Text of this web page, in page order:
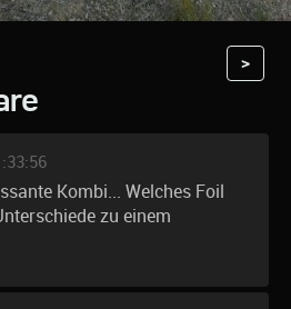
>
Kombi... Welches Foil
zu einem